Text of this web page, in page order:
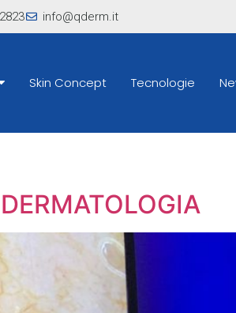
info@qderm.it
Skin Concept Tecnologie